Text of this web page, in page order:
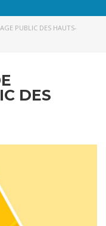
PUBLIC DES HAUTS-
DES